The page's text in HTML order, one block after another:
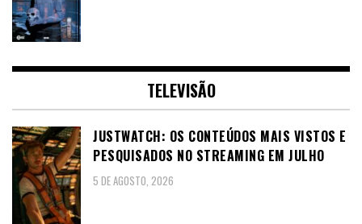
TELEVISÃO
JUSTWATCH: OS CONTEÚDOS MAIS VISTOS E
PESQUISADOS NO STREAMING EM JULHO
5 DE AGOSTO, 2026